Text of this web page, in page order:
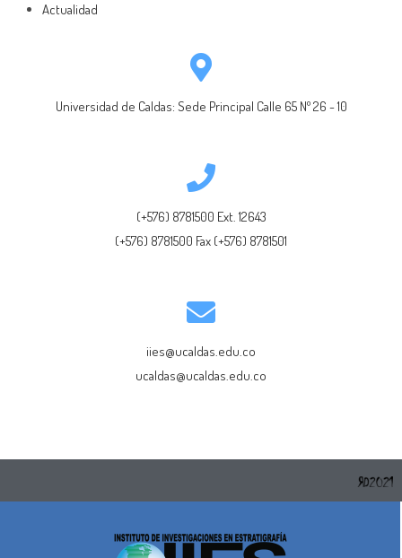
Actualidad
Universidad de Caldas: Sede Principal Calle 65 Nº 26 - 10
(+576) 8781500 Ext. 12643
(+576) 8781500 Fax (+576) 8781501
iies@ucaldas.edu.co
ucaldas@ucaldas.edu.co